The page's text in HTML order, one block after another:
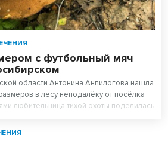
с футбольный мяч
области Антонина Анпилогова нашла
в лесу неподалёку от посёлка
любительница тихой охоты поделилась